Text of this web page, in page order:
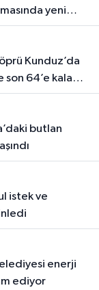
yeni
son 64’e kalan
ediyor